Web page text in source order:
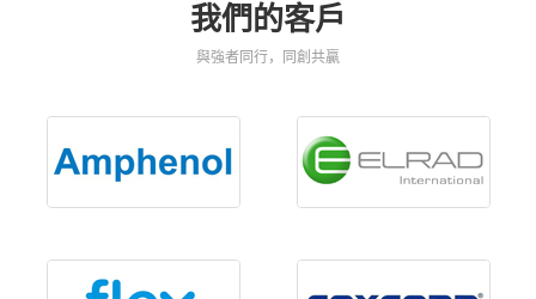
我們的客戶
與強者同行，同創共贏